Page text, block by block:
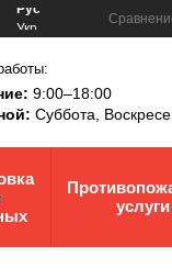
Рус
Укр
9:00–18:00
Суббота,
услуги